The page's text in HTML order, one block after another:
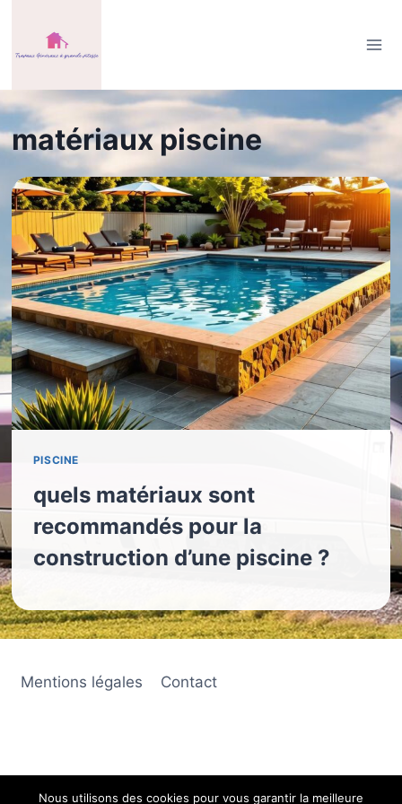
contenu
matériaux piscine
PISCINE
quels matériaux sont
recommandés pour la
construction d’une piscine ?
Mentions légales Contact
Nous utilisons des cookies pour vous garantir la meilleure